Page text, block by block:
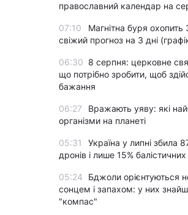
православний календар на
07:10
Магнітна буря
свіжий прогноз на 3 дні
06:30 8 серпня: церковне
що потрібно зробити, щоб
бажання
06:27
Вражають уяву: які
організми на планеті
05:31
Україна у липні збила
дронів і лише 15%
05:24
Бджоли орієнтуються
сонцем і запахом: у них
"компас"